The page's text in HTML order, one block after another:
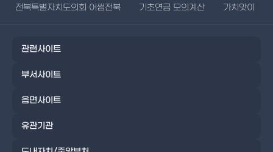
전북특별자치도의회 어썸전북 기초연금 모의계산 가치앗이
관련사이트
부서사이트
읍면사이트
유관기관